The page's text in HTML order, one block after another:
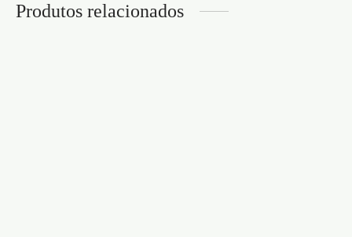
Produtos relacionados